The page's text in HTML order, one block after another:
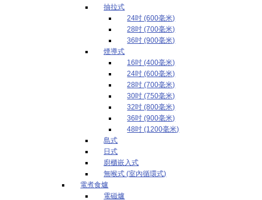
抽拉式
24吋 (600毫米)
28吋 (700毫米)
36吋 (900毫米)
煙導式
16吋 (400毫米)
24吋 (600毫米)
28吋 (700毫米)
30吋 (750毫米)
32吋 (800毫米)
36吋 (900毫米)
48吋 (1200毫米)
島式
日式
廚櫃嵌入式
無喉式 (室內循環式)
電煮食爐
電磁爐